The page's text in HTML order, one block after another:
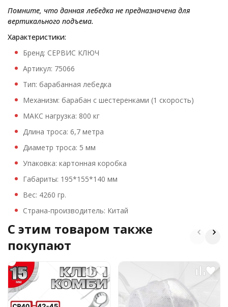
Помните, что данная лебедка не предназначена для
вертикального подъема.
Характеристики:
Бренд: СЕРВИС КЛЮЧ
Артикул: 75066
Тип: барабанная лебедка
Механизм: барабан с шестеренками (1 скорость)
МАКС нагрузка: 800 кг
Длина троса: 6,7 метра
Диаметр троса: 5 мм
Упаковка: картонная коробка
Габариты: 195*155*140 мм
Вес: 4260 гр.
Страна-производитель: Китай
C этим товаром также
покупают